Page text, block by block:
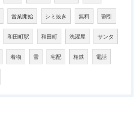
営業開始 シミ抜き 無料 割引
和田町駅 和田町 洗濯屋 サンタ
着物 雪 宅配 相鉄 電話